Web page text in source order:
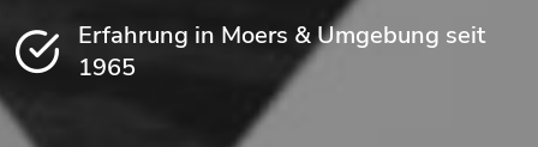
Erfahrung in Moers & Umgebung seit
1965